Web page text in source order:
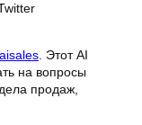
. Этот AI
на вопросы
продаж,